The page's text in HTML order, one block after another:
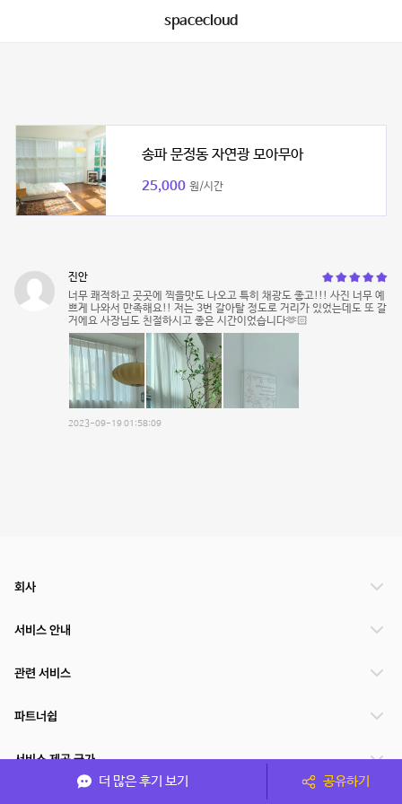
spacecloud
송파 문정동 자연광 모아무아
25,000 원/시간
진안
너무 쾌적하고 곳곳에 찍을맛도 나오고 특히 채광도 좋고!!! 사진 너무 예
쁘게 나와서 만족해요!! 저는 3번 갈아탈 정도로 거리가 있었는데도 또 갈
거에요 사장님도 친절하시고 좋은 시간이었습니다🫶🏻
2023-09-19 01:58:09
더 많은 후기 보기 공유하기
회사
서비스 안내
관련 서비스
파트너쉽
서비스 제공 국가